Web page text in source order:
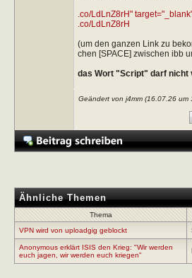
.co/LdLnZ8rH"
.co/LdLnZ8rH
(um den ganzen Link zu
chen [SPACE] zwischen ibb
das Wort "Script" darf nicht
Geändert von j4mm (16.07.26 um
Ähnliche Themen
Thema
VPN wird von uploadgig geblockt
Anonymous erklärt ISIS den Krieg: "Wir werden
euch jagen, wir werden euch kriegen"